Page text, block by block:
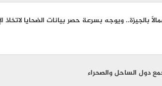
بالجيزة.. ويوجه بسرعة حصر بيانات الضحايا لاتخاذ
دول الساحل والصحراء